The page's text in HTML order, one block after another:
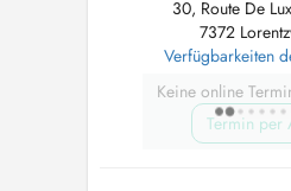
30, Route De
7372
Verfügbarkeiten
Keine online
Termin per